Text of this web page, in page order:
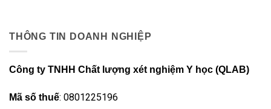
THÔNG TIN DOANH NGHIỆP
Công ty TNHH Chất lượng xét nghiệm Y học (QLAB)
Mã số thuế: 0801225196